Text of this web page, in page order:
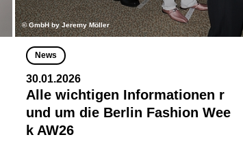
© GmbH by Jeremy Möller
News
30.01.2026
Alle wichtigen Informationen r
und um die Berlin Fashion Wee
k AW26